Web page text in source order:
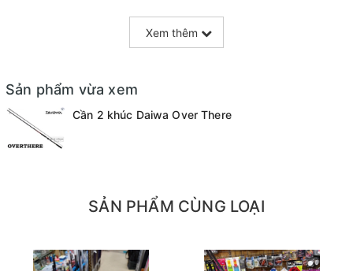
- Khoen Fuji Alconite chân K ,đầu bu chống xoắn giúp
ra dây mượt, chống tưa sờn.
- Trọng lượng rất nhẹ
Model : Over There 911M/MH
Xem thêm
Sản phẩm vừa xem
Cần 2 khúc Daiwa Over There
SẢN PHẨM CÙNG LOẠI